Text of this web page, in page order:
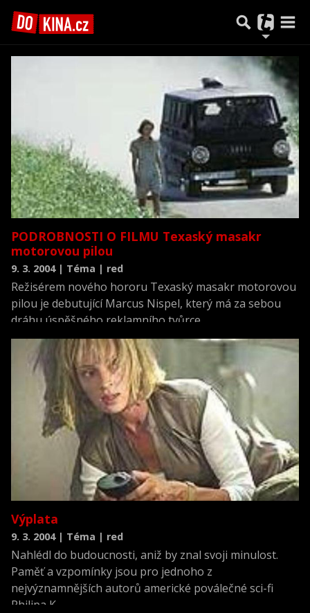
PODROBNOSTI O FILMU Texaský masakr
motorovou pilou
9. 3. 2004 | Téma | red
Režisérem nového hororu Texaský masakr motorovou
pilou je debutující Marcus Nispel, který má za sebou
dráhu úspěšného reklamního tvůrce
Výplata
9. 3. 2004 | Téma | red
Nahlédl do budoucnosti, aniž by znal svoji minulost.
Paměť a vzpomínky jsou pro jednoho z
nejvýznamnějších autorů americké poválečné sci-fi
Philipa K
1236 1237
Další